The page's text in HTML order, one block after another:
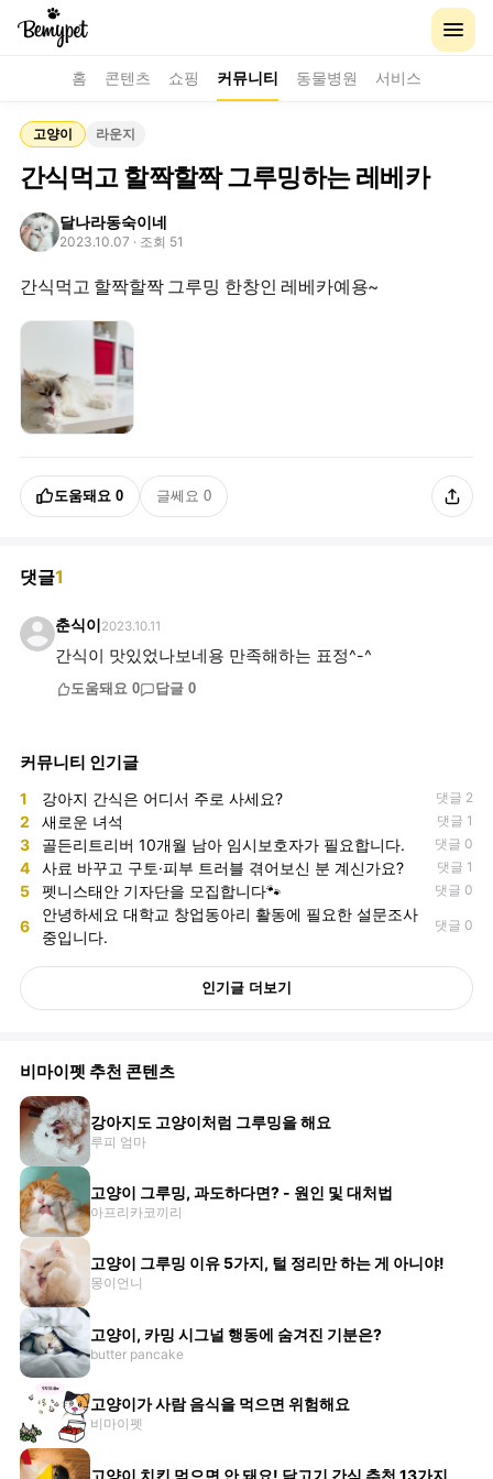
홈 콘텐츠 쇼핑 커뮤니티 동물병원 서비스
고양이 라운지
간식먹고 할짝할짝 그루밍하는 레베카
달나라동숙이네
2023.10.07 · 조회 51
간식먹고 할짝할짝 그루밍 한창인 레베카예용~
도움돼요 0 글쎄요 0
댓글1
춘식이 2023.10.11
간식이 맛있었나보네용 만족해하는 표정^-^
도움돼요 0 답글 0
커뮤니티 인기글
1 강아지 간식은 어디서 주로 사세요? 댓글 2
2 새로운 녀석 댓글 1
3 골든리트리버 10개월 남아 임시보호자가 필요합니다. 댓글 0
4 사료 바꾸고 구토·피부 트러블 겪어보신 분 계신가요? 댓글 1
5 펫니스태안 기자단을 모집합니다🐾 댓글 0
6
안녕하세요 대학교 창업동아리 활동에 필요한 설문조사
중입니다.
댓글 0
인기글 더보기
비마이펫 추천 콘텐츠
강아지도 고양이처럼 그루밍을 해요
루피 엄마
고양이 그루밍, 과도하다면? - 원인 및 대처법
아프리카코끼리
고양이 그루밍 이유 5가지, 털 정리만 하는 게 아니야!
몽이언니
고양이, 카밍 시그널 행동에 숨겨진 기분은?
butter pancake
고양이가 사람 음식을 먹으면 위험해요
비마이펫
고양이 치킨 먹으면 안 돼요! 닭고기 간식 추천 13가지